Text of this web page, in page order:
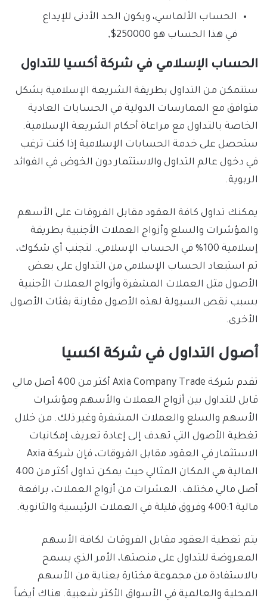
الحساب الألماسي، ويكون الحد الأدنى للإيداع
في هذا الحساب هو 250000$,
الحساب الإسلامي في شركة أكسيا للتداول
ستتمكن من التداول بطريقة الشريعة الإسلامية بشكل
متوافق مع الممارسات الدولية في الحسابات العادية
الخاصة بالتداول مع مراعاة أحكام الشريعة الإسلامية.
ستحصل على خدمة الحسابات الإسلامية إذا كنت ترغب
في دخول عالم التداول والاستثمار دون الخوض في الفوائد
الربوية.
يمكنك تداول كافة العقود مقابل الفروقات على الأسهم
والمؤشرات والسلع وأزواج العملات الأجنبية بطريقة
إسلامية 100% في الحساب الإسلامي. لتجنب أي شكوك،
تم استبعاد الحساب الإسلامي من التداول على بعض
الأصول مثل العملات المشفرة وأزواج العملات الأجنبية
بسبب نقص السيولة لهذه الأصول مقارنة بفئات الأصول
الأخرى.
أصول التداول في شركة اكسيا
تقدم شركة Axia Company Trade أكثر من 400 أصل مالي
قابل للتداول بين أزواج العملات والأسهم ومؤشرات
الأسهم والسلع والعملات المشفرة وغير ذلك. من خلال
تغطية الأصول التي تهدف إلى إعادة تعريف إمكانيات
الاستثمار في العقود مقابل الفروقات، فإن شركة Axia
المالية هي المكان المثالي حيث يمكن تداول أكثر من 400
أصل مالي مختلف. العشرات من أزواج العملات، برافعة
مالية 400:1 وفروق قليلة في العملات الرئيسية والثانوية.
يتم تغطية العقود مقابل الفروقات لكافة الأسهم
المعروضة للتداول على منصتها، الأمر الذي يسمح
بالاستفادة من مجموعة مختارة بعناية من الأسهم
المحلية والعالمية في الأسواق الأكثر شعبية. هناك أيضاً